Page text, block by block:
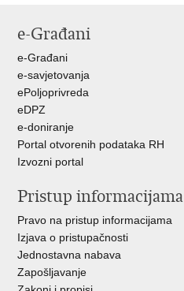
e-Građani
e-Građani
e-savjetovanja
ePoljoprivreda
eDPZ
e-doniranje
Portal otvorenih podataka RH
Izvozni portal
Pristup informacijama
Pravo na pristup informacijama
Izjava o pristupačnosti
Jednostavna nabava
Zapošljavanje